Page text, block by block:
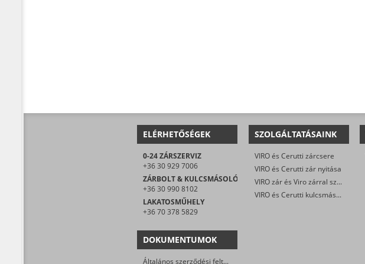
ELÉRHETŐSÉGEK
0-24 ZÁRSZERVIZ
+36 30 929 7006
ZÁRBOLT & KULCSMÁSOLÓ
+36 30 990 8102
LAKATOSMŰHELY
+36 70 378 5829
DOKUMENTUMOK
Általános szerződési feltételek
SZOLGÁLTATÁSAINK
VIRO és Cerutti zárcsere
VIRO és Cerutti zár nyitása
VIRO zár és Viro zárral szerelt biztonsági ajtó javítása
VIRO és Cerutti kulcsmásolás